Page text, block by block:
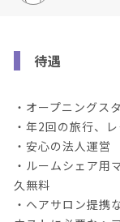
待遇
・オープニングス
・年2回の旅行、
・安心の法人運営
・ルームシェア用
久無料
・ヘアサロン提携